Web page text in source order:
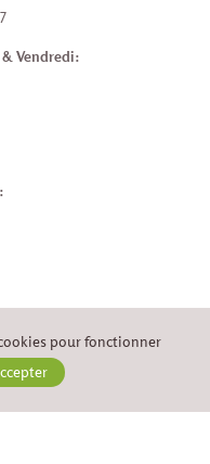
Vendredi:
pour fonctionner